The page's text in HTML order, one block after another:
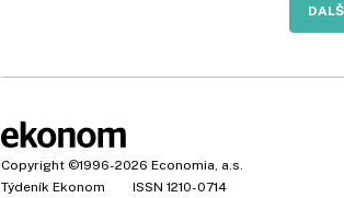
Copyright ©1996-2026 Economia, a.s.
Týdeník Ekonom
ISSN 1210-0714